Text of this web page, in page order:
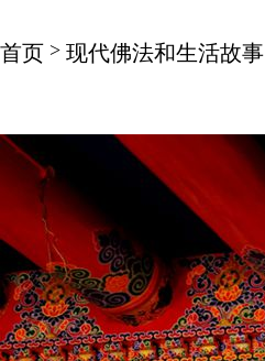
首页 > 现代佛法和生活故事